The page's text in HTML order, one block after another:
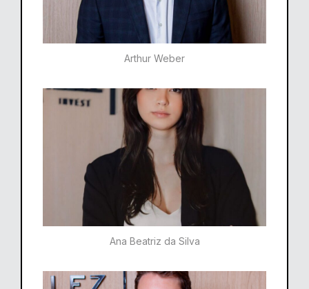
Arthur Weber
Ana Beatriz da Silva